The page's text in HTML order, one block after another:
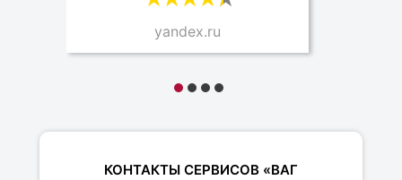
yandex.ru
КОНТАКТЫ СЕРВИСОВ «ВАГ